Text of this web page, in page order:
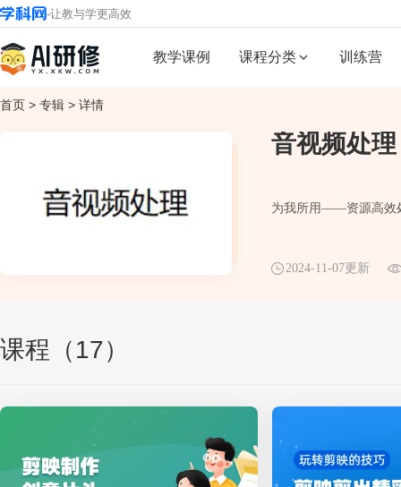
-让教与学更高效
教学课例 课程分类 训练营
首页 > 专辑 > 详情
音视频处理
为我所用——资源高效
2024-11-07更新
课程（17）